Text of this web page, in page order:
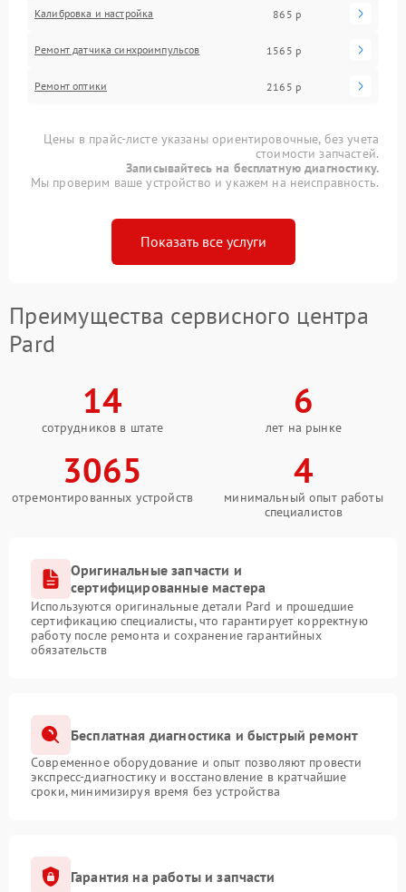
Калибровка и настройка 865 р
Ремонт датчика синхроимпульсов 1565 р
Ремонт оптики 2165 р
Цены в прайс-листе указаны ориентировочные, без учета
стоимости запчастей.
Записывайтесь на бесплатную диагностику.
Мы проверим ваше устройство и укажем на неисправность.
Показать все услуги
Преимущества сервисного центра
Pard
14
сотрудников в штате
6
лет на рынке
3065
отремонтированных устройств
4
минимальный опыт работы
специалистов
Оригинальные запчасти и
сертифицированные мастера
Используются оригинальные детали Pard и прошедшие
сертификацию специалисты, что гарантирует корректную
работу после ремонта и сохранение гарантийных
обязательств
Бесплатная диагностика и быстрый ремонт
Современное оборудование и опыт позволяют провести
экспресс-диагностику и восстановление в кратчайшие
сроки, минимизируя время без устройства
Гарантия на работы и запчасти